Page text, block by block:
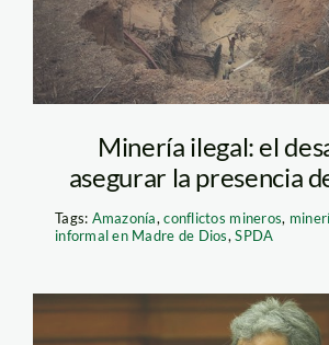
Minería ilegal: el
asegurar la presencia
Tags: Amazonía,conflictos mineros,
informal en Madre de Dios,SPDA